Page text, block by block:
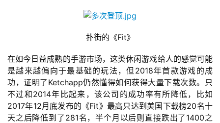
游
戏
单
机
游
扑街的《Fit》
在如今日益成熟的手游市场，这类休闲游戏给人的感觉可能
是越来越偏向于最基础的玩法，但2018年首款游戏的成
功，证明了Ketchapp仍然懂得如何获得大量下载次数。只
不过和2014年比起来，该公司的成功率有所降低，比如
2017年12月底发布的《Fit》最高只达到美国下载榜20名十
天之后降低到了281名，半个月以后则直接跌出了1400之